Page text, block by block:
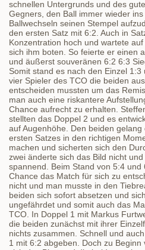
schnellen Untergrunds und des
Gegners, den Ball immer wieder
Ballwechseln seinen Stempel
den ersten Satz mit 6:2. Auch in
Konzentration hoch und wartete
sich ihm boten. So feierte er einen
und äußerst souveränen 6:2 6:3
Somit stand es nach den Einzel 1:3
vier Spieler des TCO die beiden
entscheiden mussten um das
man auch eine riskantere
Chance aufrecht zu erhalten.
stellten das Doppel 2 und es
auf Augenhöhe. Den beiden
ersten Satzes in den richtigen
machen und sicherten sich den
zwei änderte sich das Bild nicht
spannend. Beim Stand von 5:4
Chance das Match für sich zu
nicht und man musste in den
beiden sich sofort absetzen und
ungefährdet und somit auch das
TCO. In Doppel 1 mit Markus
die beiden zunächst mit ihrer
nichts zusammen. Schnell und
1 mit 6:2 abgeben. Doch zu Beginn